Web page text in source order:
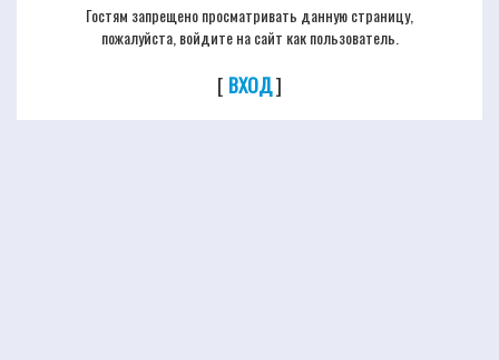
Гостям запрещено просматривать данную страницу,
пожалуйста, войдите на сайт как пользователь.
[ ВХОД]